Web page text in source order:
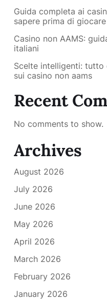
Guida completa ai
sapere prima di giocare
Casino non AAMS:
italiani
Scelte intelligenti: tutto
sui casino non aams
Recent
No comments to show.
Archives
August 2026
July 2026
June 2026
May 2026
April 2026
March 2026
February 2026
January 2026